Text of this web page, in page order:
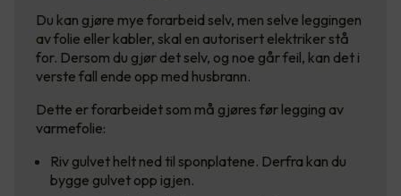
Du kan gjøre mye forarbeid selv, men selve leggingen
av folie eller kabler, skal en autorisert elektriker stå
for. Dersom du gjør det selv, og noe går feil, kan det i
verste fall ende opp med husbrann.
Dette er forarbeidet som må gjøres før legging av
varmefolie:
Riv gulvet helt ned til sponplatene. Derfra kan du
bygge gulvet opp igjen.